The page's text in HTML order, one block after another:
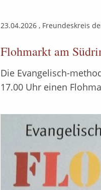
23.04.2026 , Freundeskreis
Flohmarkt am
Die Evangelisch-
17.00 Uhr einen